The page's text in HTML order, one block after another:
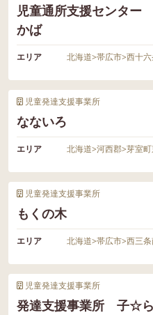
児童通所支援センター
かば
エリア 北海道>帯広市>西十
児童発達支援事業所
なないろ
エリア 北海道>河西郡>芽室町
児童発達支援事業所
もくの木
エリア 北海道>帯広市>西三
児童発達支援事業所
発達支援事業所 子☆